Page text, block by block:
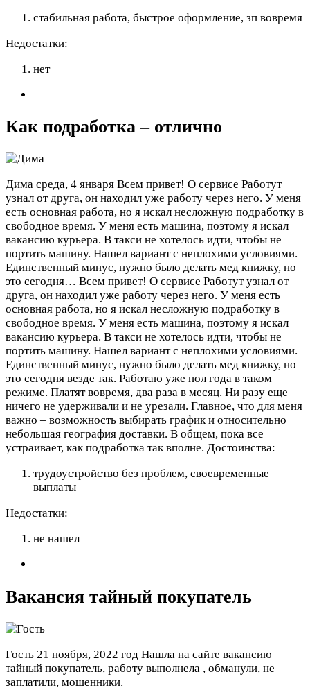
стабильная работа, быстрое оформление, зп вовремя
Недостатки:
нет
Как подработка – отлично
Дима среда, 4 января Всем привет! О сервисе Работут
узнал от друга, он находил уже работу через него. У меня
есть основная работа, но я искал несложную подработку в
свободное время. У меня есть машина, поэтому я искал
вакансию курьера. В такси не хотелось идти, чтобы не
портить машину. Нашел вариант с неплохими условиями.
Единственный минус, нужно было делать мед книжку, но
это сегодня… Всем привет! О сервисе Работут узнал от
друга, он находил уже работу через него. У меня есть
основная работа, но я искал несложную подработку в
свободное время. У меня есть машина, поэтому я искал
вакансию курьера. В такси не хотелось идти, чтобы не
портить машину. Нашел вариант с неплохими условиями.
Единственный минус, нужно было делать мед книжку, но
это сегодня везде так. Работаю уже пол года в таком
режиме. Платят вовремя, два раза в месяц. Ни разу еще
ничего не удерживали и не урезали. Главное, что для меня
важно – возможность выбирать график и относительно
небольшая география доставки. В общем, пока все
устраивает, как подработка так вполне. Достоинства:
трудоустройство без проблем, своевременные
выплаты
Недостатки:
не нашел
Вакансия тайный покупатель
Гость 21 ноября, 2022 год Нашла на сайте вакансию
тайный покупатель, работу выполнела , обманули, не
заплатили, мошенники.